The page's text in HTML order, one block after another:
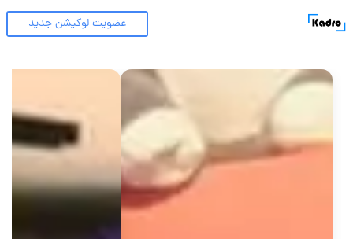
عضویت لوکیشن جدید